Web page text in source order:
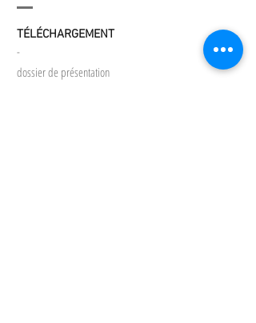
TÉLÉCHARGEMENT
-
dossier de présentation